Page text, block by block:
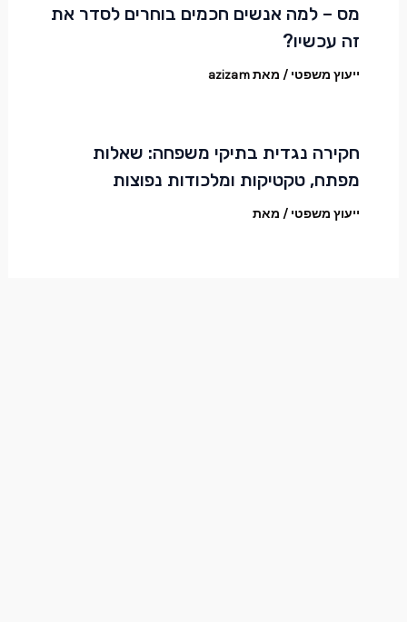
מס – למה אנשים חכמים בוחרים לסדר את
זה עכשיו?
ייעוץ משפטי / מאתazizam
חקירה נגדית בתיקי משפחה: שאלות
מפתח, טקטיקות ומלכודות נפוצות
ייעוץ משפטי / מאת